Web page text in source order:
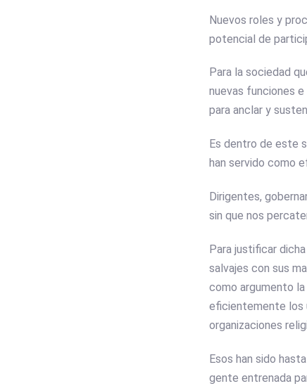
Nuevos roles y
potencial de
Para la sociedad
nuevas funciones
para anclar y
Es dentro de este
han servido como
Dirigentes,
sin que nos
Para justificar
salvajes con sus
como argumento
eficientemente los
organizaciones
Esos han sido
gente entrenada